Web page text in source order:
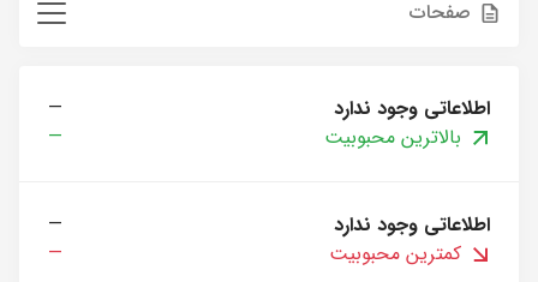
صفحات
اطلاعاتی وجود ندارد
—
بالاترین محبوبیت
—
اطلاعاتی وجود ندارد
—
کمترین محبوبیت
—